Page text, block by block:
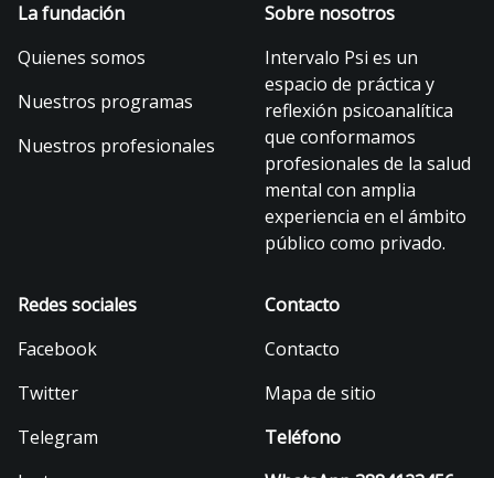
La fundación
Quienes somos
Nuestros programas
Nuestros profesionales
Sobre nosotros
Intervalo Psi es un
espacio de práctica y
reflexión psicoanalítica
que conformamos
profesionales de la salud
mental con amplia
experiencia en el ámbito
público como privado.
Redes sociales
Facebook
Twitter
Telegram
Contacto
Contacto
Mapa de sitio
Teléfono